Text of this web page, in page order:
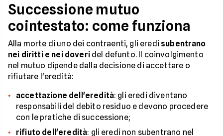
Successione mutuo
cointestato: come funziona
Alla morte di uno dei contraenti, gli eredi subentrano
nei diritti e nei doveridel defunto. Il coinvolgimento
nel mutuo dipende dalla decisione di accettare o
rifiutare l'eredità:
accettazione dell'eredità: gli eredi diventano
responsabili del debito residuo e devono procedere
con le pratiche di successione;
rifiuto dell'eredità: gli eredi non subentrano nel